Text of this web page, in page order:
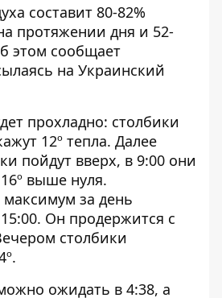
составит 80-82%
протяжении дня и 52-
этом сообщает
на Украинский
прохладно: столбики
12º тепла. Далее
пойдут вверх, в 9:00 они
выше нуля.
за день
15:00. Он продержится с
столбики
ожидать в 4:38, а